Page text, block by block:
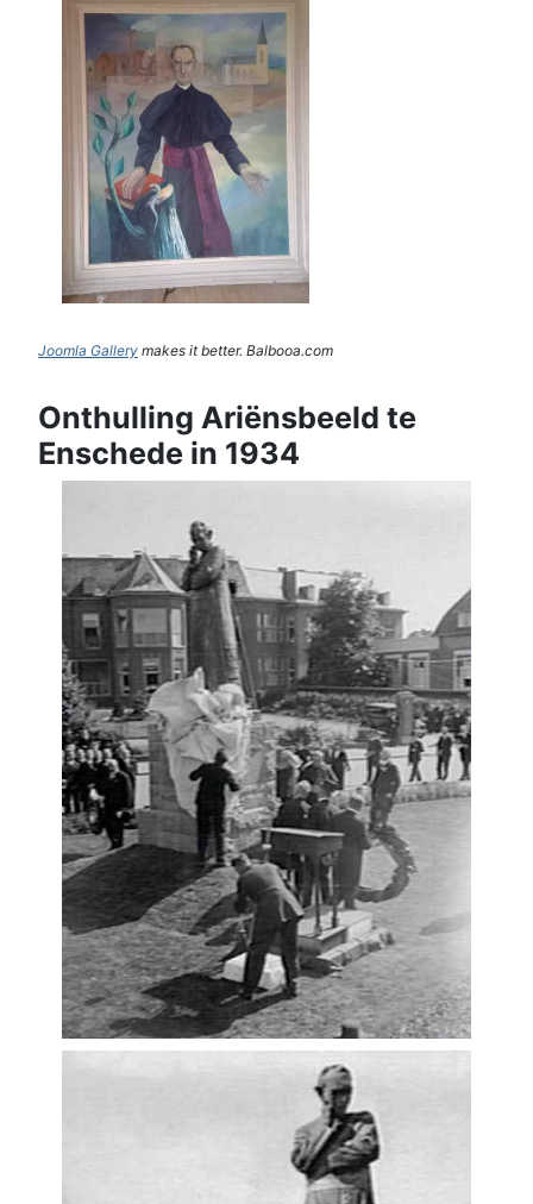
Joomla Gallery makes it better. Balbooa.com
Onthulling Ariënsbeeld te
Enschede in 1934